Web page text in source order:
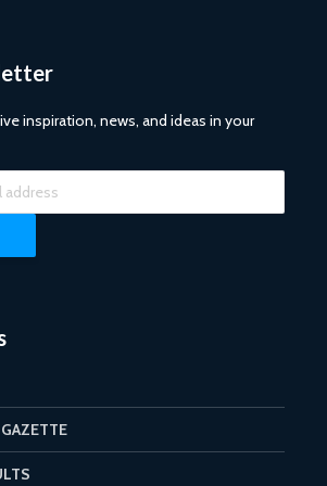
inspiration, news, and ideas in your